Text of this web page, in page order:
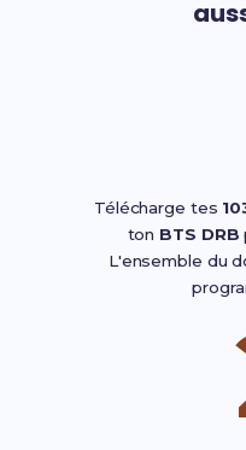
Télécharge tes
ton BTS DRB
L'ensemble du